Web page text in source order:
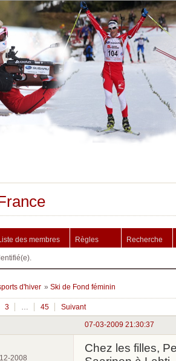
des membres Règles Recherche
d'hiver » Ski de Fond féminin
3 … 45 Suivant
07-03-2009 21:30:37
2008
Chez les filles,